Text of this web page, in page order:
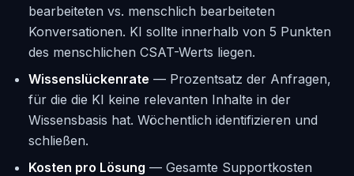
bearbeiteten vs. menschlich bearbeiteten
Konversationen. KI sollte innerhalb von 5 Punkten
des menschlichen CSAT-Werts liegen.
Wissenslückenrate — Prozentsatz der Anfragen,
für die die KI keine relevanten Inhalte in der
Wissensbasis hat. Wöchentlich identifizieren und
schließen.
Kosten pro Lösung — Gesamte Supportkosten